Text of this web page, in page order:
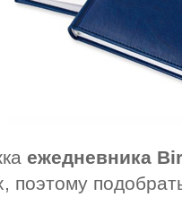
ежедневника
поэтому